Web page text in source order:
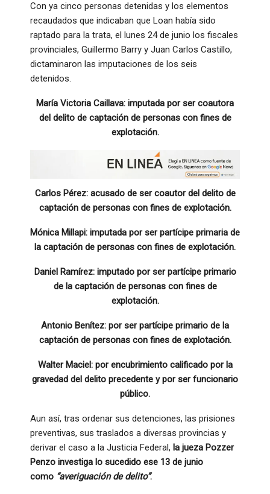
Con ya cinco personas detenidas y los elementos
recaudados que indicaban que Loan había sido
raptado para la trata, el lunes 24 de junio los fiscales
provinciales, Guillermo Barry y Juan Carlos Castillo,
dictaminaron las imputaciones de los seis
detenidos.
María Victoria Caillava: imputada por ser coautora
del delito de captación de personas con fines de
explotación.
Carlos Pérez: acusado de ser coautor del delito de
captación de personas con fines de explotación.
Mónica Millapi: imputada por ser partícipe primaria de
la captación de personas con fines de explotación.
Daniel Ramírez: imputado por ser partícipe primario
de la captación de personas con fines de
explotación.
Antonio Benítez: por ser partícipe primario de la
captación de personas con fines de explotación.
Walter Maciel: por encubrimiento calificado por la
gravedad del delito precedente y por ser funcionario
público.
Aun así, tras ordenar sus detenciones, las prisiones
preventivas, sus traslados a diversas provincias y
derivar el caso a la Justicia Federal, la jueza Pozzer
Penzo investiga lo sucedido ese 13 de junio
como “averiguación de delito”.